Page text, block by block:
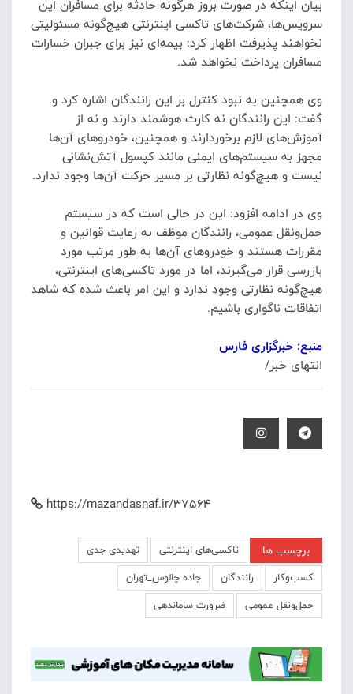
بیان اینکه در صورت بروز هرگونه حادثه برای مسافران این
سرویس‌ها، شرکت‌های تاکسی اینترنتی هیچ‌گونه مسئولیتی
نخواهند پذیرفت اظهار کرد: بیمه‌ای نیز برای جبران خسارات
مسافران پرداخت نخواهد شد.
وی همچنین به نبود کنترل بر این رانندگان اشاره کرد و
گفت: این رانندگان نه کارت هوشمند دارند و نه از
آموزش‌های لازم برخوردارند و همچنین، خودروهای آن‌ها
مجهز به سیستم‌های ایمنی مانند کپسول آتش‌نشانی
نیست و هیچ‌گونه نظارتی بر مسیر حرکت آن‌ها وجود ندارد.
وی در ادامه افزود: این در حالی است که در سیستم
حمل‌ونقل عمومی، رانندگان موظف به رعایت قوانین و
مقررات هستند و خودروهای آن‌ها به طور مرتب مورد
بازرسی قرار می‌گیرند، اما در مورد تاکسی‌های اینترنتی،
هیچ‌گونه نظارتی وجود ندارد و این امر باعث شده که شاهد
اتفاقات ناگواری باشیم.
منبع: خبرگزاری فارس
انتهای خبر/
https://mazandasnaf.ir/37564
برچسب ها تاکسی‌های اینترنتی
تهدیدی جدی
کسب‌وکار
رانندگان
جاده چالوس_تهران
حمل‌ونقل عمومی
ضرورت ساماندهی